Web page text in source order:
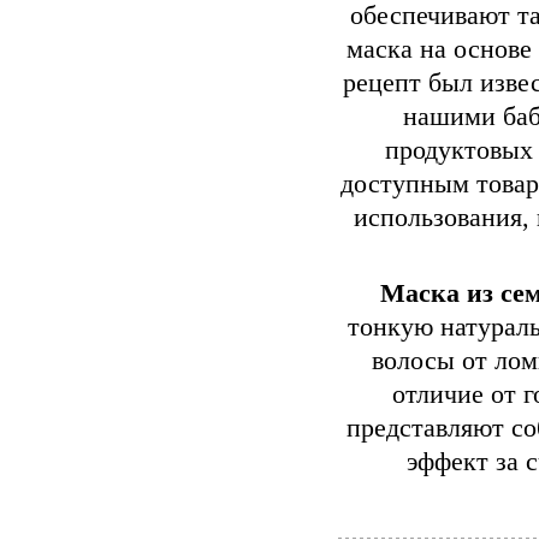
обеспечивают
маска на
рецепт был
нашими
доступным
использования,
Маска из
тонкую
волосы от
отличие от
представляют
эффект за